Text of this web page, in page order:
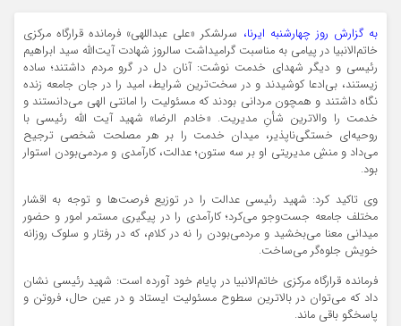
به گزارش روز چهارشنبه ایرنا، سرلشکر «علی عبداللهی» فرمانده قرارگاه مرکزی
خاتم‌الانبیا در پیامی به مناسبت گرامیداشت سالروز شهادت آیت‌الله سید ابراهیم
رئیسی و دیگر شهدای خدمت نوشت: آنان دل در گرو مردم داشتند؛ ساده
زیستند، بی‌ادعا کوشیدند و در سخت‌ترین شرایط، امید را در جان جامعه زنده
نگاه داشتند و همچون مردانی بودند که مسئولیت را امانتی الهی می‌دانستند و
خدمت را والاترین شأنِ مدیریت. «خادم الرضا» شهید آیت الله رئیسی با
روحیه‌ای خستگی‌ناپذیر، میدان خدمت را بر هر مصلحت شخصی ترجیح
می‌داد و منشِ مدیریتی او بر سه ستون؛ عدالت، کارآمدی و مردمی‌بودن استوار
بود.
وی تاکید کرد: شهید رئیسی عدالت را در توزیع فرصت‌ها و توجه به اقشار
مختلف جامعه جست‌وجو می‌کرد؛ کارآمدی را در پیگیری مستمر امور و حضور
میدانی معنا می‌بخشید و مردمی‌بودن را نه در کلام، که در رفتار و سلوک روزانه
خویش جلوه‌گر می‌ساخت.
فرمانده قرارگاه مرکزی خاتم‌الانبیا در پایام خود آورده است: شهید رئیسی نشان
داد که می‌توان در بالاترین سطوح مسئولیت ایستاد و در عین حال، فروتن و
پاسخگو باقی ماند.